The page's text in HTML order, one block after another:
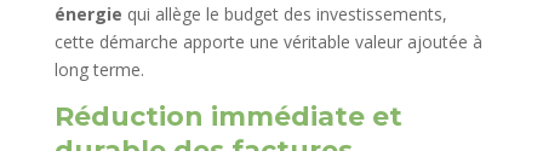
énergie qui allège le budget des investissements,
cette démarche apporte une véritable valeur ajoutée à
long terme.
Réduction immédiate et